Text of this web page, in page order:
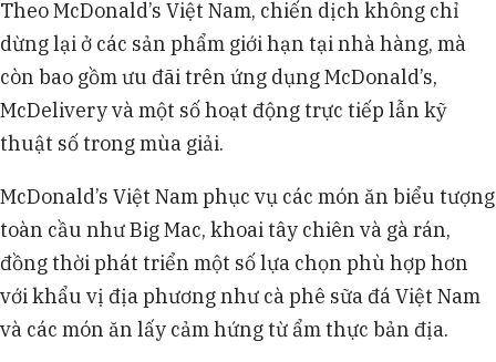
Theo McDonald’s Việt Nam, chiến dịch không chỉ
dừng lại ở các sản phẩm giới hạn tại nhà hàng, mà
còn bao gồm ưu đãi trên ứng dụng McDonald’s,
McDelivery và một số hoạt động trực tiếp lẫn kỹ
thuật số trong mùa giải.
McDonald’s Việt Nam phục vụ các món ăn biểu tượng
toàn cầu như Big Mac, khoai tây chiên và gà rán,
đồng thời phát triển một số lựa chọn phù hợp hơn
với khẩu vị địa phương như cà phê sữa đá Việt Nam
và các món ăn lấy cảm hứng từ ẩm thực bản địa.